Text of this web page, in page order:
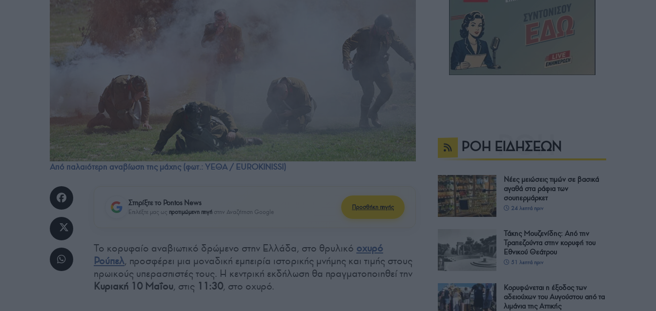
Από παλαιότερη αναβίωση της μάχης (φωτ.: ΥΕΘΑ / EUROKINISSI)
Στηρίξτε το Pontos News
Επιλέξτε μας ως προτιμώμενη πηγή στην Αναζήτηση Google
Προσθήκη πηγής
Το κορυφαίο αναβιωτικό δρώμενο στην Ελλάδα, στο θρυλικό οχυρό
Ρούπελ, προσφέρει μια μοναδική εμπειρία ιστορικής μνήμης και τιμής στους
ηρωικούς υπερασπιστές τους. Η κεντρική εκδήλωση θα πραγματοποιηθεί την
Κυριακή 10 Μαΐου, στις 11:30, στο οχυρό.
ΡΟΗ ΕΙΔΗΣΕΩΝ
Νέες μειώσεις τιμών σε βασικά
αγαθά στα ράφια των
σουπερμάρκετ
24 λεπτά πριν
Τάκης Μουζενίδης: Από την
Τραπεζούντα στην κορυφή του
Εθνικού Θεάτρου
51 λεπτά πριν
Κορυφώνεται η έξοδος των
αδειούχων του Αυγούστου από τα
λιμάνια της Αττικής